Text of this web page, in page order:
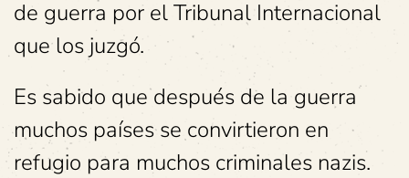
de guerra por el Tribunal Internacional
que los juzgó.
Es sabido que después de la guerra
muchos países se convirtieron en
refugio para muchos criminales nazis.